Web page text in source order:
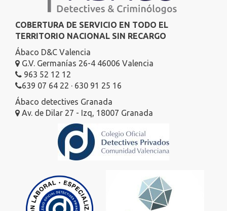
COBERTURA DE SERVICIO EN TODO EL
TERRITORIO NACIONAL SIN RECARGO
Ábaco D&C Valencia
G.V. Germanías 26-4 46006 Valencia
963 52 12 12
639 07 64 22 · 630 91 25 16
Ábaco detectives Granada
Av. de Dilar 27 - Izq, 18007 Granada